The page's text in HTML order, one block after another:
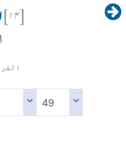
[۱۴]